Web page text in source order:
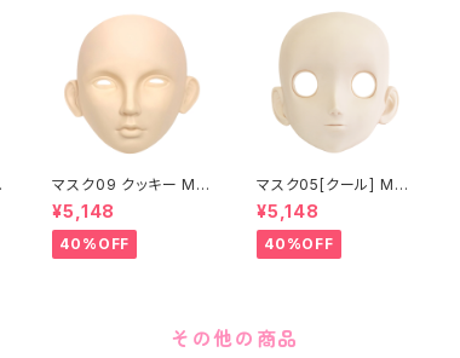
マスク09 クッキー MA
SK09 “COOKIE”
¥5,148
40%OFF
マスク05[クール] MAS
K05[COOL]
¥5,148
40%OFF
その他の商品